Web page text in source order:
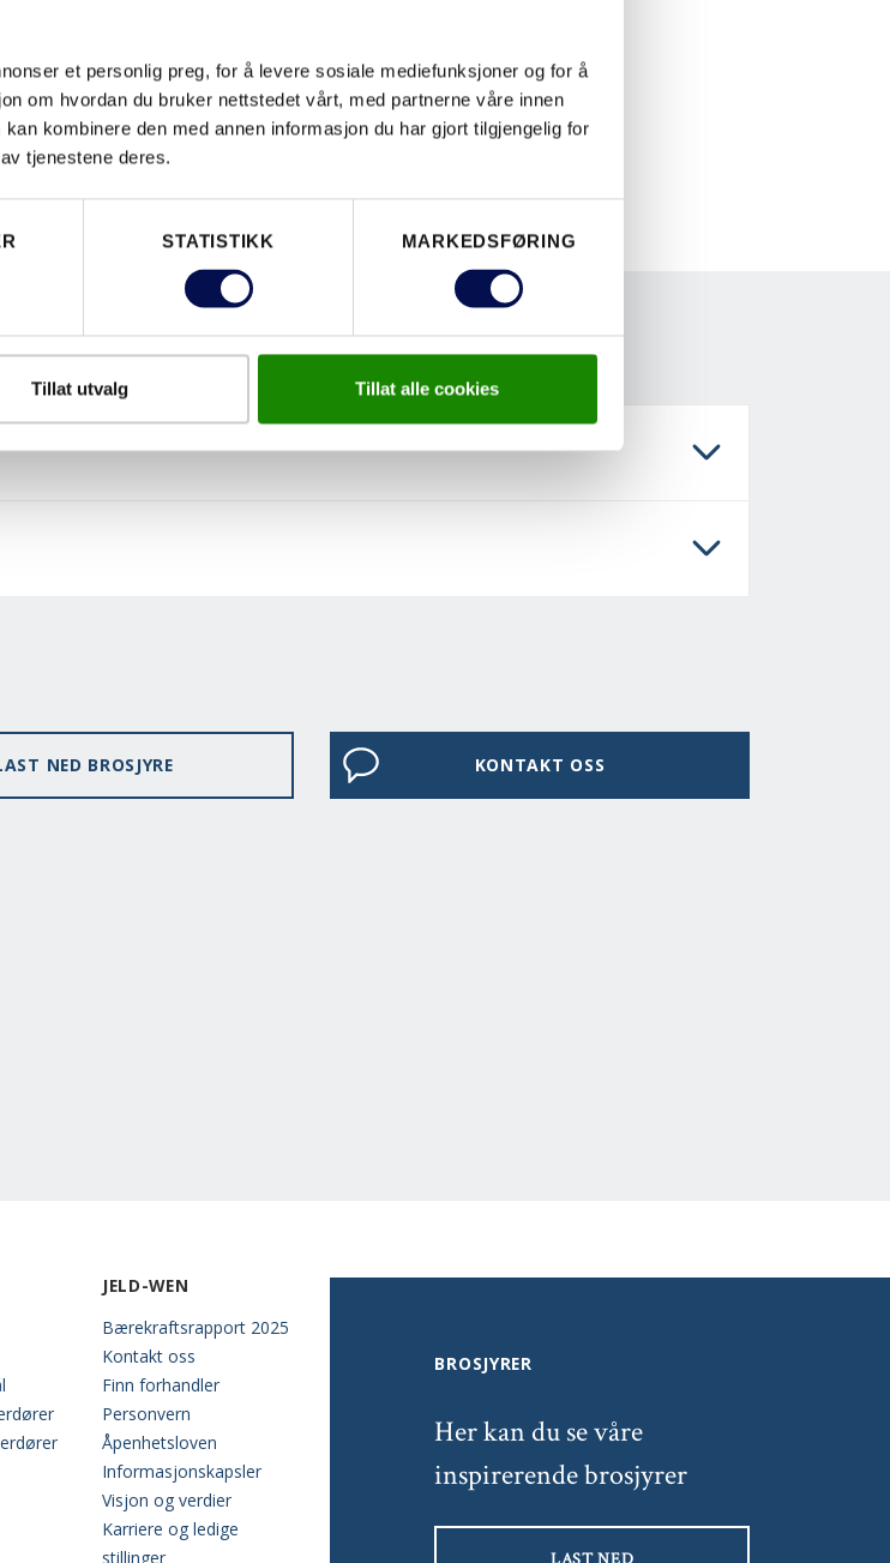
et personlig preg, for å levere sosiale mediefunksjoner og for å
om hvordan du bruker nettstedet vårt, med partnerne våre innen
kombinere den med annen informasjon du har gjort tilgjengelig for
tjenestene deres.
STATISTIKK MARKEDSFØRING
Tillat utvalg Tillat alle cookies
NED BROSJYRE KONTAKT OSS
JELD-WEN
Bærekraftsrapport 2025
Kontakt oss
Finn forhandler
Personvern
Åpenhetsloven
Informasjonskapsler
Visjon og verdier
Karriere og ledige
stillinger
BROSJYRER
Her kan du se våre
inspirerende brosjyrer